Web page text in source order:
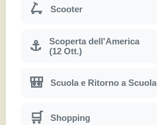
🛴 Scooter
⚓
Scoperta dell'America
(12 Ott.)
🎒 Scuola e Ritorno a Scuola
🛒 Shopping